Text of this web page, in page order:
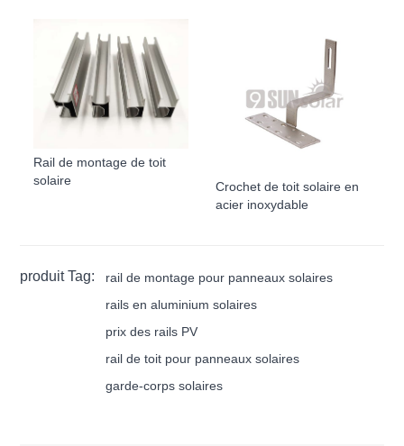
Rail de montage de toit
solaire
Crochet de toit solaire en
acier inoxydable
produit Tag:
rail de montage pour panneaux solaires
rails en aluminium solaires
prix des rails PV
rail de toit pour panneaux solaires
garde-corps solaires